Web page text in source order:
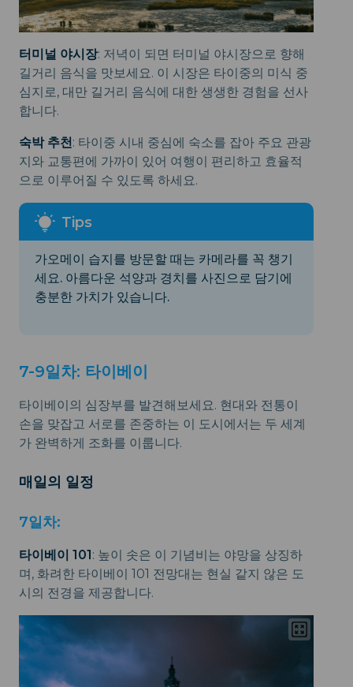
터미널 야시장: 저녁이 되면 터미널 야시장으로 향해
길거리 음식을 맛보세요. 이 시장은 타이중의 미식 중
심지로, 대만 길거리 음식에 대한 생생한 경험을 선사
합니다.
숙박 추천: 타이중 시내 중심에 숙소를 잡아 주요 관광
지와 교통편에 가까이 있어 여행이 편리하고 효율적
으로 이루어질 수 있도록 하세요.
가오메이 습지를 방문할 때는 카메라를 꼭 챙기
세요. 아름다운 석양과 경치를 사진으로 담기에
충분한 가치가 있습니다.
7-9일차: 타이베이
타이베이의 심장부를 발견해보세요. 현대와 전통이
손을 맞잡고 서로를 존중하는 이 도시에서는 두 세계
가 완벽하게 조화를 이룹니다.
매일의 일정
7일차:
타이베이 101 : 높이 솟은 이 기념비는 야망을 상징하
며, 화려한 타이베이 101 전망대는 현실 같지 않은 도
시의 전경을 제공합니다.